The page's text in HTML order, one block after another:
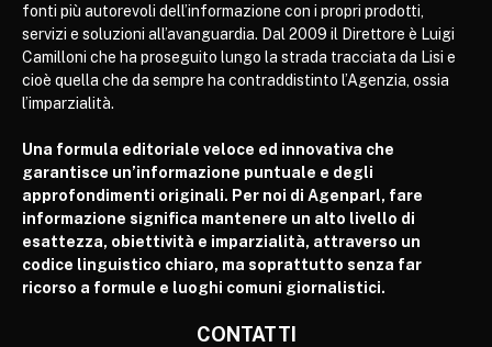
fonti più autorevoli dell’informazione con i propri prodotti,
servizi e soluzioni all’avanguardia. Dal 2009 il Direttore è Luigi
Camilloni che ha proseguito lungo la strada tracciata da Lisi e
cioè quella che da sempre ha contraddistinto l’Agenzia, ossia
l’imparzialità.
Una formula editoriale veloce ed innovativa che
garantisce un’informazione puntuale e degli
approfondimenti originali. Per noi di Agenparl, fare
informazione significa mantenere un alto livello di
esattezza, obiettività e imparzialità, attraverso un
codice linguistico chiaro, ma soprattutto senza far
ricorso a formule e luoghi comuni giornalistici.
CONTATTI